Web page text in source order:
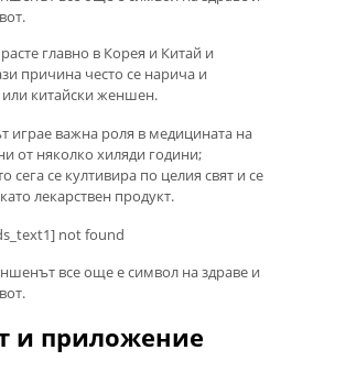
расте главно в Корея и Китай и
причина често се нарича и
или китайски женшен.
играе важна роля в медицината на
от няколко хиляди години;
сега се култивира по целия свят и се
лекарствен продукт.
not found
все още е символ на здраве и
и приложение